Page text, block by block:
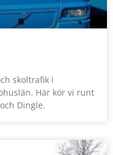
skoltrafik i
Här kör vi runt
Dingle.